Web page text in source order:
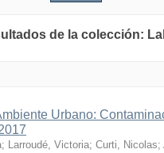
de la colección:
Urbano:
; Larroudé, Victoria; Curti, Nicolas;